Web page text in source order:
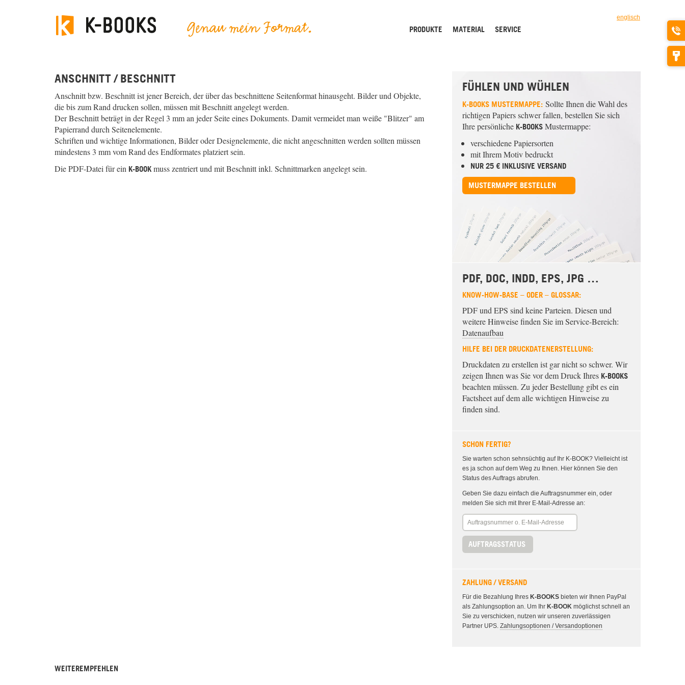
PRODUKTE MATERIAL SERVICE
englisch
ANSCHNITT / BESCHNITT
Anschnitt bzw. Beschnitt ist jener Bereich, der über das beschnittene Seitenformat hinausgeht. Bilder und Objekte,
die bis zum Rand drucken sollen, müssen mit Beschnitt angelegt werden.
Der Beschnitt beträgt in der Regel 3 mm an jeder Seite eines Dokuments. Damit vermeidet man weiße "Blitzer" am
Papierrand durch Seitenelemente.
Schriften und wichtige Informationen, Bilder oder Designelemente, die nicht angeschnitten werden sollten müssen
mindestens 3 mm vom Rand des Endformates platziert sein.
Die PDF-Datei für ein K-BOOK muss zentriert und mit Beschnitt inkl. Schnittmarken angelegt sein.
FÜHLEN UND WÜHLEN
K-BOOKS MUSTERMAPPE: Sollte Ihnen die Wahl des
richtigen Papiers schwer fallen, bestellen Sie sich
Ihre persönliche K-BOOKS Mustermappe:
verschiedene Papiersorten
mit Ihrem Motiv bedruckt
NUR 25 € INKLUSIVE VERSAND
MUSTERMAPPE BESTELLEN
PDF, DOC, INDD, EPS, JPG …
KNOW-HOW-BASE – ODER – GLOSSAR:
PDF und EPS sind keine Parteien. Diesen und
weitere Hinweise finden Sie im Service-Bereich:
Datenaufbau
HILFE BEI DER DRUCKDATENERSTELLUNG:
Druckdaten zu erstellen ist gar nicht so schwer. Wir
zeigen Ihnen was Sie vor dem Druck Ihres K-BOOKS
beachten müssen. Zu jeder Bestellung gibt es ein
Factsheet auf dem alle wichtigen Hinweise zu
finden sind.
SCHON FERTIG?
Sie warten schon sehnsüchtig auf Ihr K-BOOK? Vielleicht ist
es ja schon auf dem Weg zu Ihnen. Hier können Sie den
Status des Auftrags abrufen.
Geben Sie dazu einfach die Auftragsnummer ein, oder
melden Sie sich mit Ihrer E-Mail-Adresse an:
AUFTRAGSSTATUS
ZAHLUNG / VERSAND
Für die Bezahlung Ihres K-BOOKS bieten wir Ihnen PayPal
als Zahlungsoption an. Um Ihr K-BOOK möglichst schnell an
Sie zu verschicken, nutzen wir unseren zuverlässigen
Partner UPS. Zahlungsoptionen / Versandoptionen
WEITEREMPFEHLEN